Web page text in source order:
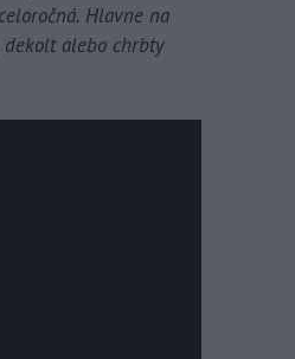
Hlavne na
dekolt alebo chrbty